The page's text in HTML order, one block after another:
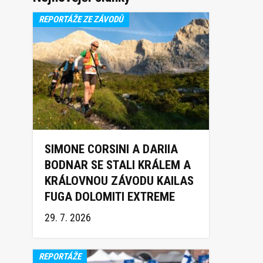
REPORTÁŽE ZE ZÁVODŮ
SIMONE CORSINI A DARIIA
BODNAR SE STALI KRÁLEM A
KRÁLOVNOU ZÁVODU KAILAS
FUGA DOLOMITI EXTREME
TRAIL 2026
29. 7. 2026
REPORTÁŽE